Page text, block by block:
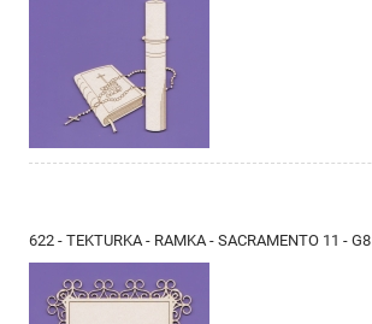
622 - TEKTURKA - RAMKA - SACRAMENTO 11 - G8